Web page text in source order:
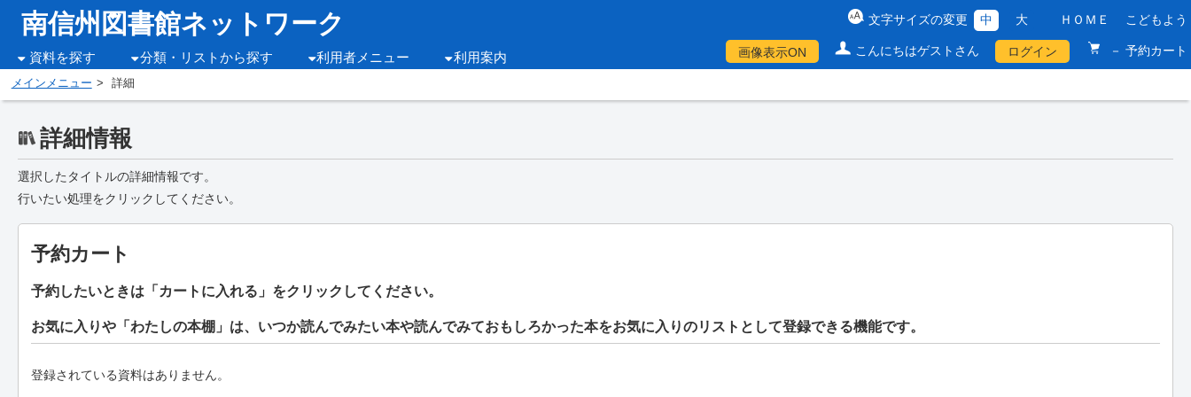
南信州図書館ネットワーク
資料を探す 分類・リストから探す 利用者メニュー 利用案内
文字サイズの変更 中 大 ＨＯＭＥ こどもよう
画像表示ON こんにちはゲストさん ログイン － 予約カート
メインメニュー 詳細
詳細情報
選択したタイトルの詳細情報です。
行いたい処理をクリックしてください。
予約カート
予約したいときは「カートに入れる」をクリックしてください。
お気に入りや「わたしの本棚」は、いつか読んでみたい本や読んでみておもしろかった本をお気に入りのリストとして登録できる機能です。
登録されている資料はありません。